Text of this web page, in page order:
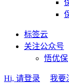
标签云
关注公众号
悟优保
Hi, 请登录 我要